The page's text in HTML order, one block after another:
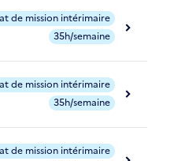
de mission intérimaire
35h/semaine
de mission intérimaire
35h/semaine
de mission intérimaire